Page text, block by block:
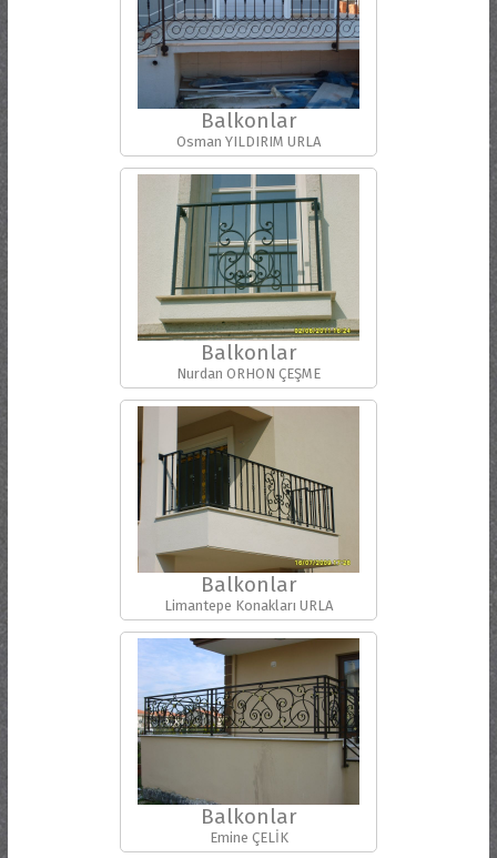
Balkonlar
Osman YILDIRIM URLA
Balkonlar
Nurdan ORHON ÇEŞME
Balkonlar
Limantepe Konakları URLA
Balkonlar
Emine ÇELİK